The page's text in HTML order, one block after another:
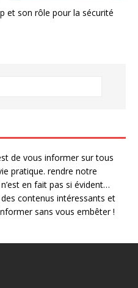
et son rôle pour la sécurité
de vous informer sur tous
pratique. rendre notre
en fait pas si évident…
contenus intéressants et
sans vous embêter !